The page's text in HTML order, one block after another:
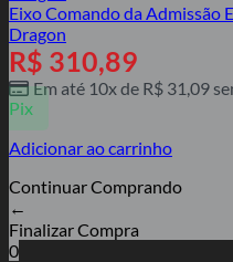
Eixo Comando da Admissão
Dragon
R$ 310,89
Em até 10x de R$ 31,09
Pix
Adicionar ao carrinho
Continuar Comprando
←
Finalizar Compra
0